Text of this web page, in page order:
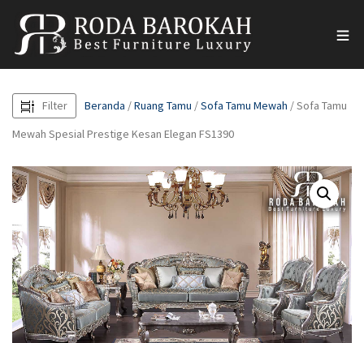
Filter Beranda /Ruang Tamu /Sofa Tamu Mewah / Sofa Tamu
Mewah Spesial Prestige Kesan Elegan FS1390